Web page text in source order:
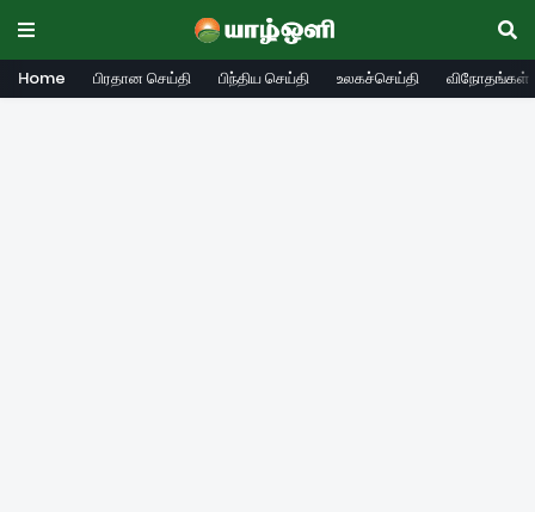
Home பிரதான செய்தி பிந்திய செய்தி உலகச்செய்தி விநோதங்கள்